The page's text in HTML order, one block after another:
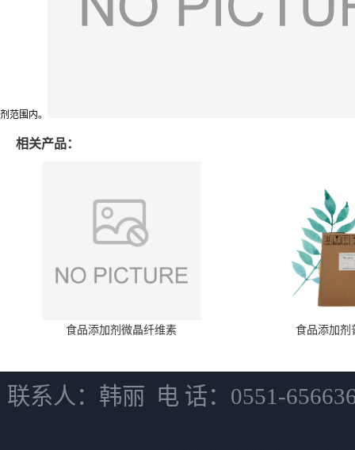
剂范围内。
相关产品：
食品添加剂微晶纤维素 食品添加剂
联系人：韩丽 电 话：0551-